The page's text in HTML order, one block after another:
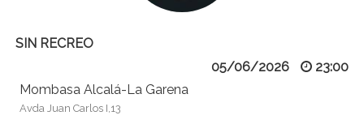
SIN RECREO
05/06/2026
23:00
Mombasa Alcalá-La Garena
Avda Juan Carlos I,13